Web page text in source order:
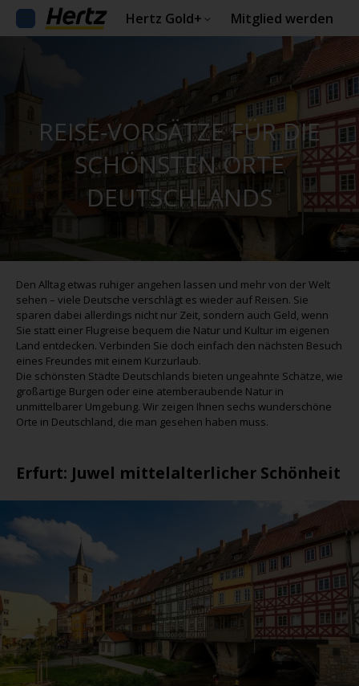
Hertz Gold+ Mitglied werden
REISE-VORSÄTZE FÜR DIE
SCHÖNSTEN ORTE
DEUTSCHLANDS
Den Alltag etwas ruhiger angehen lassen und mehr von der Welt
sehen – viele Deutsche verschlägt es wieder auf Reisen. Sie
sparen dabei allerdings nicht nur Zeit, sondern auch Geld, wenn
Sie statt einer Flugreise bequem die Natur und Kultur im eigenen
Land entdecken. Verbinden Sie doch einfach den nächsten Besuch
eines Freundes mit einem Kurzurlaub.
Die schönsten Städte Deutschlands bieten ungeahnte Schätze, wie
großartige Burgen oder eine atemberaubende Natur in
unmittelbarer Umgebung. Wir zeigen Ihnen sechs wunderschöne
Orte in Deutschland, die man gesehen haben muss.
Erfurt: Juwel mittelalterlicher Schönheit